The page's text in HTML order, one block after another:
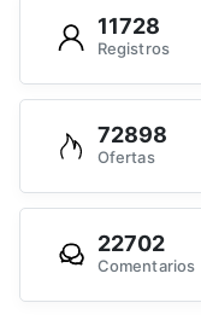
11728
Registros
72898
Ofertas
22702
Comentarios